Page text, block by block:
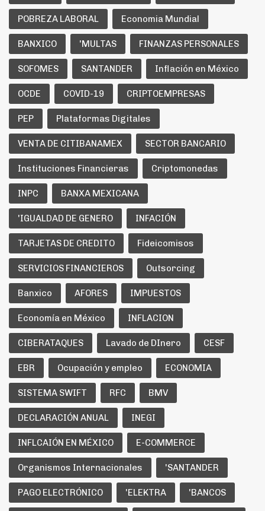
POBREZA LABORAL Economia Mundial
BANXICO 'MULTAS FINANZAS PERSONALES
SOFOMES SANTANDER Inflación en México
OCDE COVID-19 CRIPTOEMPRESAS
PEP Plataformas Digitales
VENTA DE CITIBANAMEX SECTOR BANCARIO
Instituciones Financieras Criptomonedas
INPC BANXA MEXICANA
'IGUALDAD DE GENERO INFACIÓN
TARJETAS DE CREDITO Fideicomisos
SERVICIOS FINANCIEROS Outsorcing
Banxico AFORES IMPUESTOS
Economía en México INFLACION
CIBERATAQUES Lavado de DInero CESF
EBR Ocupación y empleo ECONOMIA
SISTEMA SWIFT RFC BMV
DECLARACIÓN ANUAL INEGI
INFLCAIÓN EN MÉXICO E-COMMERCE
Organismos Internacionales 'SANTANDER
PAGO ELECTRÓNICO 'ELEKTRA 'BANCOS